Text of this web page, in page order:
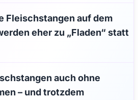
Fleischstangen auf dem
eher zu „Fladen“ statt
auch ohne
– und trotzdem